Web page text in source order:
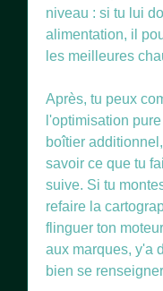
niveau : si tu lui
alimentation, il
les meilleures
Après, tu peux
l'optimisation
boîtier
savoir ce que tu
suive. Si tu
refaire la
flinguer ton
aux marques, y'a
bien se